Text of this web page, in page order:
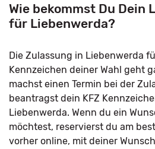
Wie bekommst Du Dein
für Liebenwerda?
Die Zulassung in Liebenwerda
Kennzeichen deiner Wahl geht
machst einen Termin bei der
beantragst dein KFZ
Liebenwerda. Wenn du ein
möchtest, reservierst du am
vorher online, mit deiner